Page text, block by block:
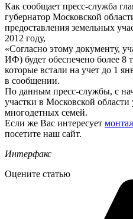
Как сообщает пресс-служба
губернатор Московской
предоставления земельных
2012 году,
«Согласно этому документу,
ИФ) будет обеспечено более 8
которые встали на учет до 1
в сообщении.
По данным пресс-службы, с
участки в Московской
многодетных семей.
Если же Вас интересует
посетите наш сайт.
Интерфакс
Оцените статью